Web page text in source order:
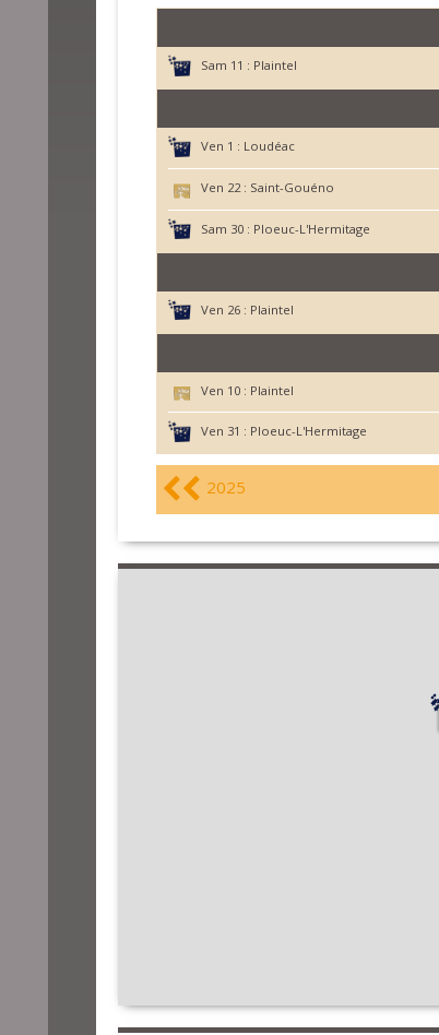
Sam 11 : Plaintel
Ven 1 : Loudéac
Ven 22 : Saint-Gouéno
Sam 30 : Ploeuc-L'Hermitage
Ven 26 : Plaintel
Ven 10 : Plaintel
Ven 31 : Ploeuc-L'Hermitage
2025